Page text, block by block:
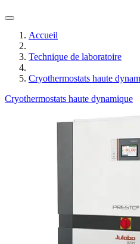
Accueil
Technique de laboratoire
Cryothermostats haute
Cryothermostats haute dynamique